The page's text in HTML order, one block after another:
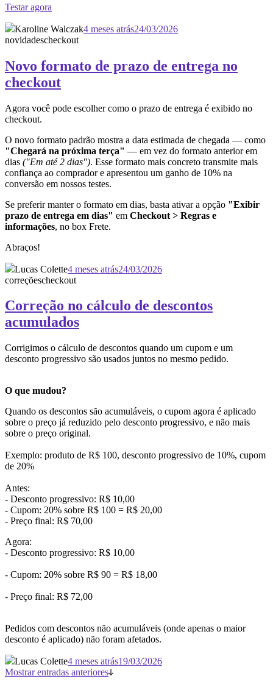
Testar agora
Karoline Walczak4 meses atrás24/03/2026
novidadescheckout
Novo formato de prazo de entrega no
checkout
Agora você pode escolher como o prazo de entrega é exibido no
checkout.
O novo formato padrão mostra a data estimada de chegada — como
"Chegará na próxima terça" — em vez do formato anterior em
dias ("Em até 2 dias"). Esse formato mais concreto transmite mais
confiança ao comprador e apresentou um ganho de 10% na
conversão em nossos testes.
Se preferir manter o formato em dias, basta ativar a opção "Exibir
prazo de entrega em dias" em Checkout > Regras e
informações, no box Frete.
Abraços!
Lucas Colette4 meses atrás24/03/2026
correçõescheckout
Correção no cálculo de descontos
acumulados
Corrigimos o cálculo de descontos quando um cupom e um
desconto progressivo são usados juntos no mesmo pedido.
O que mudou?
Quando os descontos são acumuláveis, o cupom agora é aplicado
sobre o preço já reduzido pelo desconto progressivo, e não mais
sobre o preço original.
Exemplo: produto de R$ 100, desconto progressivo de 10%, cupom
de 20%
Antes:
- Desconto progressivo: R$ 10,00
- Cupom: 20% sobre R$ 100 = R$ 20,00
- Preço final: R$ 70,00
Agora:
- Desconto progressivo: R$ 10,00
- Cupom: 20% sobre R$ 90 = R$ 18,00
- Preço final: R$ 72,00
Pedidos com descontos não acumuláveis (onde apenas o maior
desconto é aplicado) não foram afetados.
Lucas Colette4 meses atrás19/03/2026
Mostrar entradas anteriores